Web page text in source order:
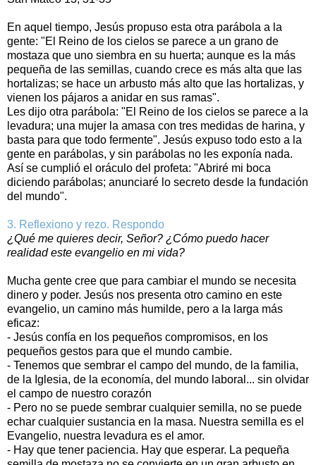
En aquel tiempo, Jesús propuso esta otra parábola a la
gente: "El Reino de los cielos se parece a un grano de
mostaza que uno siembra en su huerta; aunque es la más
pequeña de las semillas, cuando crece es más alta que las
hortalizas; se hace un arbusto más alto que las hortalizas, y
vienen los pájaros a anidar en sus ramas".
Les dijo otra parábola: "El Reino de los cielos se parece a la
levadura; una mujer la amasa con tres medidas de harina, y
basta para que todo fermente". Jesús expuso todo esto a la
gente en parábolas, y sin parábolas no les exponía nada.
Así se cumplió el oráculo del profeta: "Abriré mi boca
diciendo parábolas; anunciaré lo secreto desde la fundación
del mundo".
3. Reflexiono y rezo. Respondo
¿Qué me quieres decir, Señor? ¿Cómo puedo hacer
realidad este evangelio en mi vida?
Mucha gente cree que para cambiar el mundo se necesita
dinero y poder. Jesús nos presenta otro camino en este
evangelio, un camino más humilde, pero a la larga más
eficaz:
- Jesús confía en los pequeños compromisos, en los
pequeños gestos para que el mundo cambie.
- Tenemos que sembrar el campo del mundo, de la familia,
de la Iglesia, de la economía, del mundo laboral... sin olvidar
el campo de nuestro corazón
- Pero no se puede sembrar cualquier semilla, no se puede
echar cualquier sustancia en la masa. Nuestra semilla es el
Evangelio, nuestra levadura es el amor.
- Hay que tener paciencia. Hay que esperar. La pequeña